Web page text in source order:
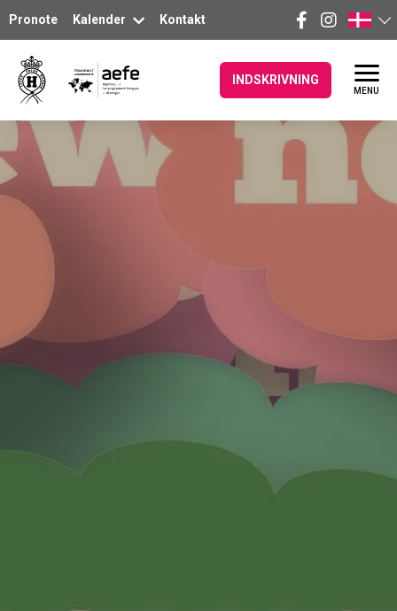
Pronote Kalender Kontakt
INDSKRIVNING
MENU